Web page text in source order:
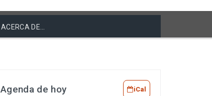
ACERCA DE…
Agenda de hoy iCal